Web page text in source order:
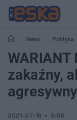
News Polityka
bardziej agresywny
WARIANT
zakaźny,
agresywny
2021-07-19 8:56